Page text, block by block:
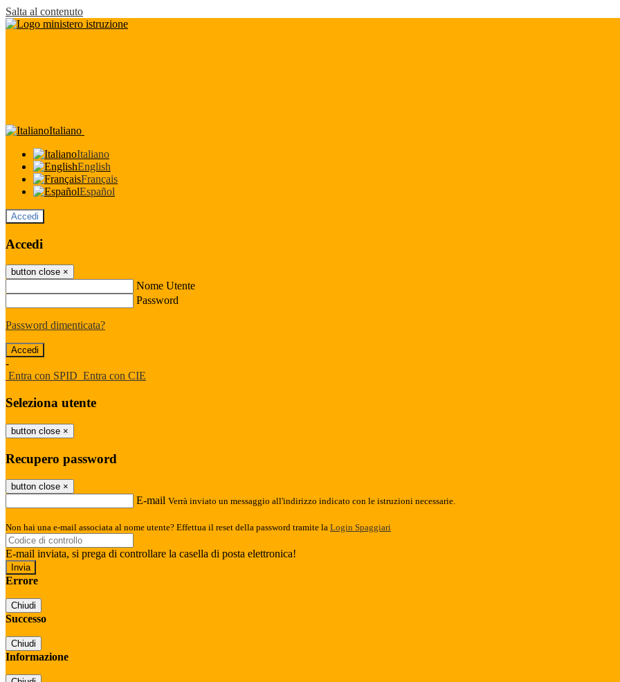
Salta al contenuto
Italiano
Italiano
English
Français
Español
Accedi
Accedi
button close ×
Nome Utente
Password
Password dimenticata?
-
Entra con SPID Entra con CIE
Seleziona utente
button close ×
Recupero password
button close ×
E-mail Verrà inviato un messaggio all'indirizzo indicato con le istruzioni necessarie.
Non hai una e-mail associata al nome utente? Effettua il reset della password tramite la Login Spaggiari
E-mail inviata, si prega di controllare la casella di posta elettronica!
Errore
Chiudi
Successo
Chiudi
Informazione